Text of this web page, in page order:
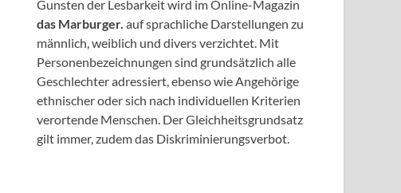
Gunsten der Lesbarkeit wird im Online-Magazin
das Marburger. auf sprachliche Darstellungen zu
männlich, weiblich und divers verzichtet. Mit
Personenbezeichnungen sind grundsätzlich alle
Geschlechter adressiert, ebenso wie Angehörige
ethnischer oder sich nach individuellen Kriterien
verortende Menschen. Der Gleichheitsgrundsatz
gilt immer, zudem das Diskriminierungsverbot.